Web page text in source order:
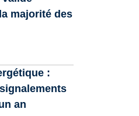
majorité des
:
an